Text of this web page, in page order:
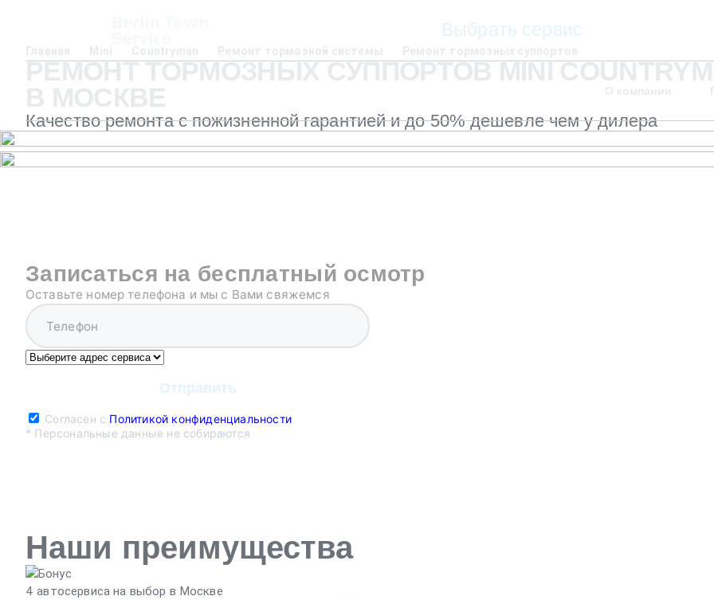
Выбрать сервис
О компании
Главная Mini Countryman Ремонт тормозной системы Ремонт тормозных суппортов
РЕМОНТ ТОРМОЗНЫХ СУППОРТОВ MINI
В МОСКВЕ
Качество ремонта с пожизненной гарантией и до 50% дешевле чем у дилера
Записаться на бесплатный осмотр
Оставьте номер телефона и мы с Вами свяжемся
Согласен с Политикой конфиденциальности
* Персональные данные не собираются
Наши преимущества
4 автосервиса на выбор в Москве